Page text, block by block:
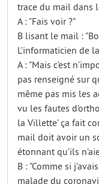
trace du mail dans
A : "Fais voir ?"
B lisant le mail :
L’informaticien de
A : "Mais c’est
pas renseigné sur
même pas mis les
vu les fautes
la Villette’ ça fait
mail doit avoir un
étonnant qu’ils
B : "Comme si
malade du